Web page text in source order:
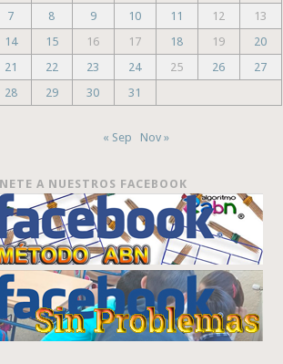
7
8 9 10 11 12
13
14
15 16 17 18 19
20
21
22 23 24 25 26
27
28
29 30 31
« Sep Nov »
A NUESTROS FACEBOOK